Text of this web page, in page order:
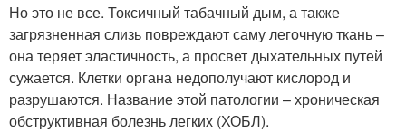
Но это не все. Токсичный табачный дым, а также
загрязненная слизь повреждают саму легочную ткань –
она теряет эластичность, а просвет дыхательных путей
сужается. Клетки органа недополучают кислород и
разрушаются. Название этой патологии – хроническая
обструктивная болезнь легких (ХОБЛ).